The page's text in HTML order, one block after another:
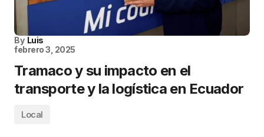
By Luis
febrero 3, 2025
Tramaco y su impacto en el
transporte y la logística en Ecuador
Local